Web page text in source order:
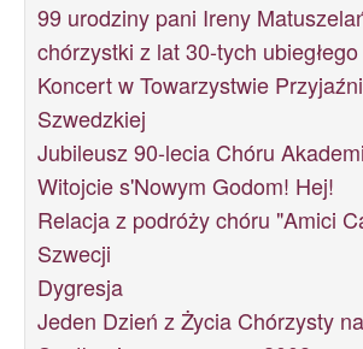
99 urodziny pani Ireny
chórzystki z lat 30-tych
Koncert w Towarzystwie
Szwedzkiej
Jubileusz 90-lecia Chóru
Witojcie s'Nowym Godom! Hej!
Relacja z podróży chóru "Amici
Szwecji
Dygresja
Jeden Dzień z Życia Chórzysty